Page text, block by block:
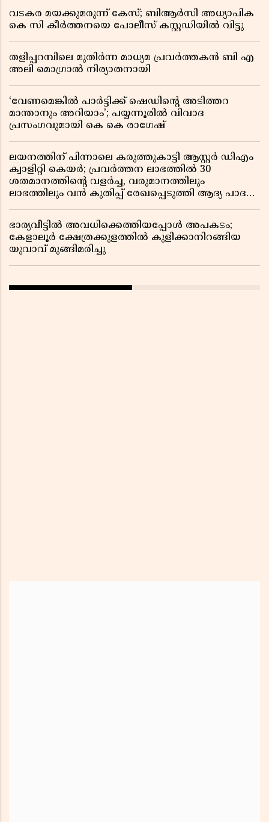
വടകര മയക്കുമരുന്ന് കേസ്; ബിആർസി അധ്യാപിക
കെ സി കീർത്തനയെ പോലീസ് കസ്റ്റഡിയിൽ വിട്ടു
തളിപ്പറമ്പിലെ മുതിർന്ന മാധ്യമ പ്രവർത്തകൻ ബി എ
അലി മൊഗ്രാൽ നിര്യാതനായി
‘വേണമെങ്കിൽ പാർട്ടിക്ക് ഷെഡിൻ്റെ അടിത്തറ
മാന്താനും അറിയാം’; പയ്യന്നൂരിൽ വിവാദ
പ്രസംഗവുമായി കെ കെ രാഗേഷ്
ലയനത്തിന് പിന്നാലെ കരുത്തുകാട്ടി ആസ്റ്റർ ഡിഎം
ക്വാളിറ്റി കെയർ; പ്രവർത്തന ലാഭത്തിൽ 30
ശതമാനത്തിൻ്റെ വളർച്ച, വരുമാനത്തിലും
ലാഭത്തിലും വൻ കുതിപ്പ് രേഖപ്പെടുത്തി ആദ്യ പാദ
ഭാര്യവീട്ടിൽ അവധിക്കെത്തിയപ്പോൾ അപകടം;
കേളാലൂർ ക്ഷേത്രക്കുളത്തിൽ കുളിക്കാനിറങ്ങിയ
യുവാവ് മുങ്ങിമരിച്ചു